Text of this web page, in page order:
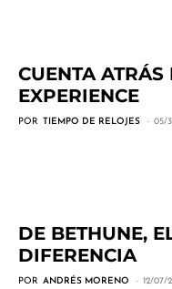
CUENTA
EXPERIENCE
POR TIEMPO DE RELOJES 05/
DE BETHUNE,
DIFERENCIA
POR ANDRÉS MORENO 12/07/